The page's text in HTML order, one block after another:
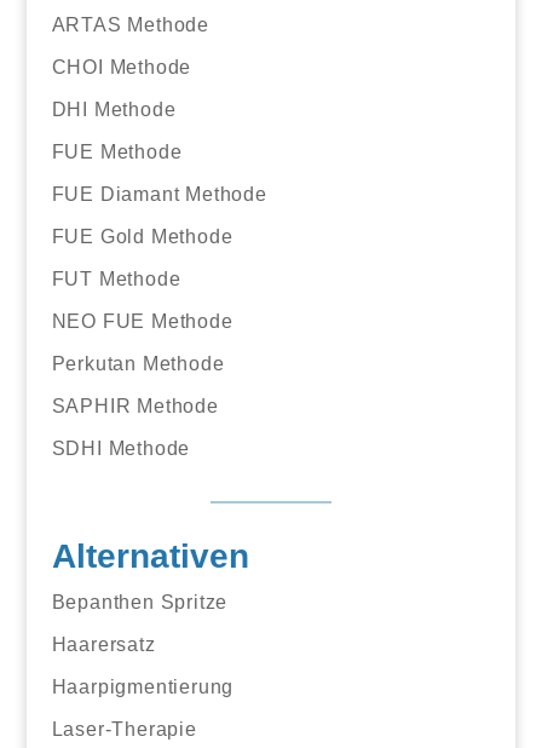
ARTAS Methode
CHOI Methode
DHI Methode
FUE Methode
FUE Diamant Methode
FUE Gold Methode
FUT Methode
NEO FUE Methode
Perkutan Methode
SAPHIR Methode
SDHI Methode
Alternativen
Bepanthen Spritze
Haarersatz
Haarpigmentierung
Laser-Therapie